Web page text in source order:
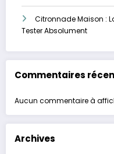
Citronnade Maison :
Tester Absolument
Commentaires
Aucun commentaire à
Archives